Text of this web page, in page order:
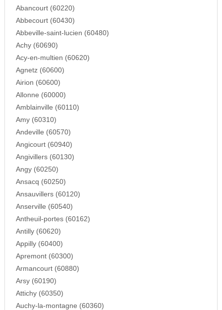
Abancourt (60220)
Abbecourt (60430)
Abbeville-saint-lucien (60480)
Achy (60690)
Acy-en-multien (60620)
Agnetz (60600)
Airion (60600)
Allonne (60000)
Amblainville (60110)
Amy (60310)
Andeville (60570)
Angicourt (60940)
Angivillers (60130)
Angy (60250)
Ansacq (60250)
Ansauvillers (60120)
Anserville (60540)
Antheuil-portes (60162)
Antilly (60620)
Appilly (60400)
Apremont (60300)
Armancourt (60880)
Arsy (60190)
Attichy (60350)
Auchy-la-montagne (60360)